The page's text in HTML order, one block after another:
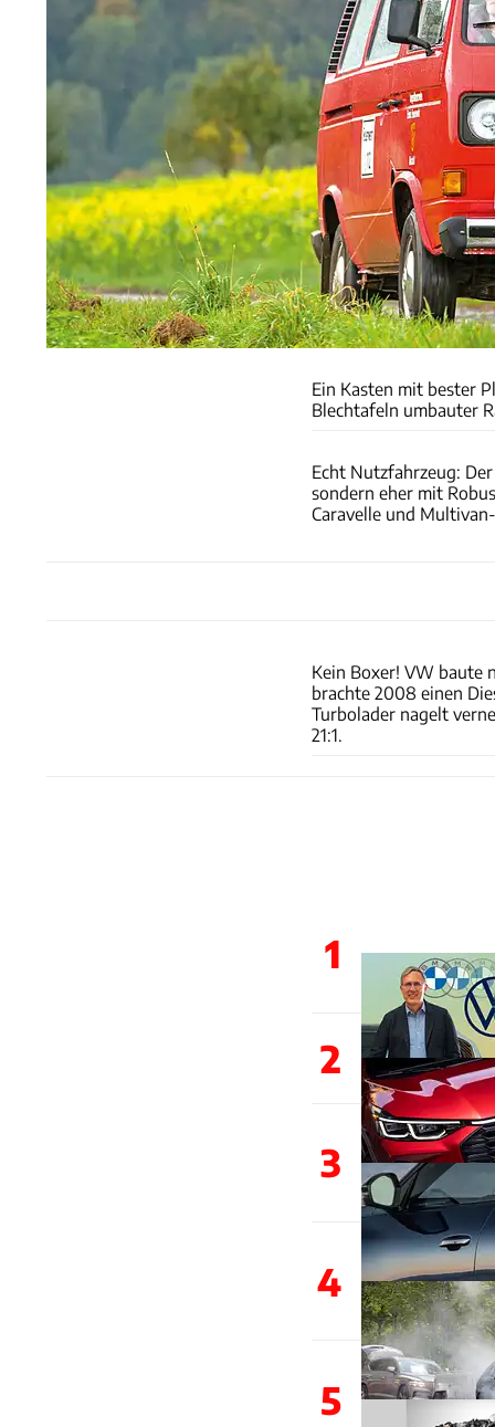
Ein Kasten mit bester
Blechtafeln umbauter
Echt Nutzfahrzeug:
sondern eher mit
Caravelle und
Kein Boxer! VW baute
brachte 2008 einen
Turbolader nagelt
21:1.
1
2
3
4
5